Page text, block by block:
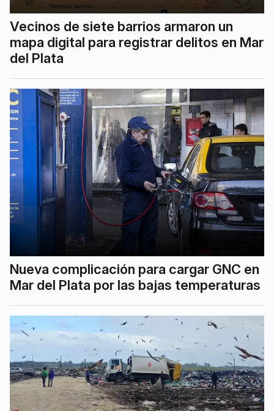
Vecinos de siete barrios armaron un
mapa digital para registrar delitos en Mar
del Plata
Nueva complicación para cargar GNC en
Mar del Plata por las bajas temperaturas